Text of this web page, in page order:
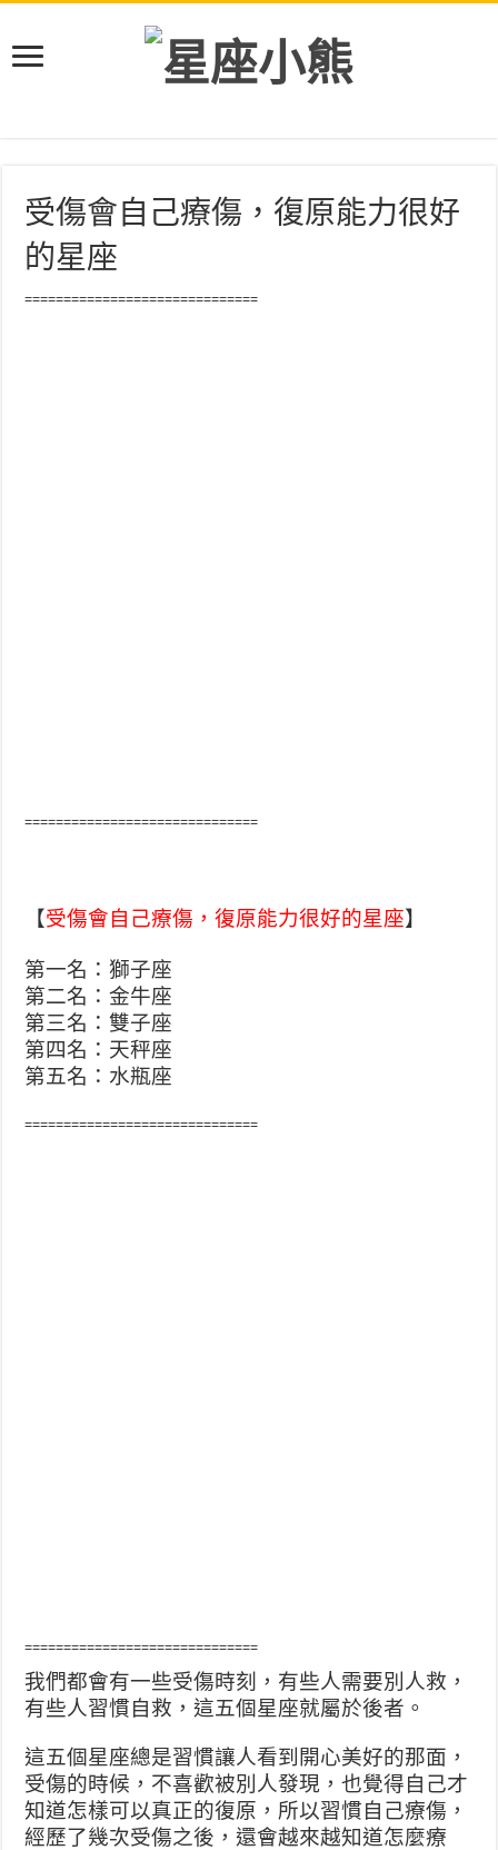
受傷會自己療傷，復原能力很好
的星座
==============================
==============================
【受傷會自己療傷，復原能力很好的星座】
第一名：獅子座
第二名：金牛座
第三名：雙子座
第四名：天秤座
第五名：水瓶座
==============================
==============================
我們都會有一些受傷時刻，有些人需要別人救，
有些人習慣自救，這五個星座就屬於後者。
這五個星座總是習慣讓人看到開心美好的那面，
受傷的時候，不喜歡被別人發現，也覺得自己才
知道怎樣可以真正的復原，所以習慣自己療傷，
經歷了幾次受傷之後，還會越來越知道怎麼療